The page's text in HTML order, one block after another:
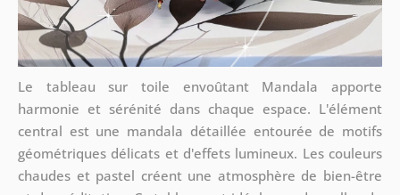
Le tableau sur toile envoûtant Mandala apporte
harmonie et sérénité dans chaque espace. L'élément
central est une mandala détaillée entourée de motifs
géométriques délicats et d'effets lumineux. Les couleurs
chaudes et pastel créent une atmosphère de bien-être